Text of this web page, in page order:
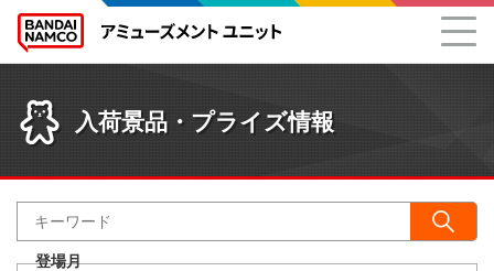
入荷景品・プライズ情報
登場月